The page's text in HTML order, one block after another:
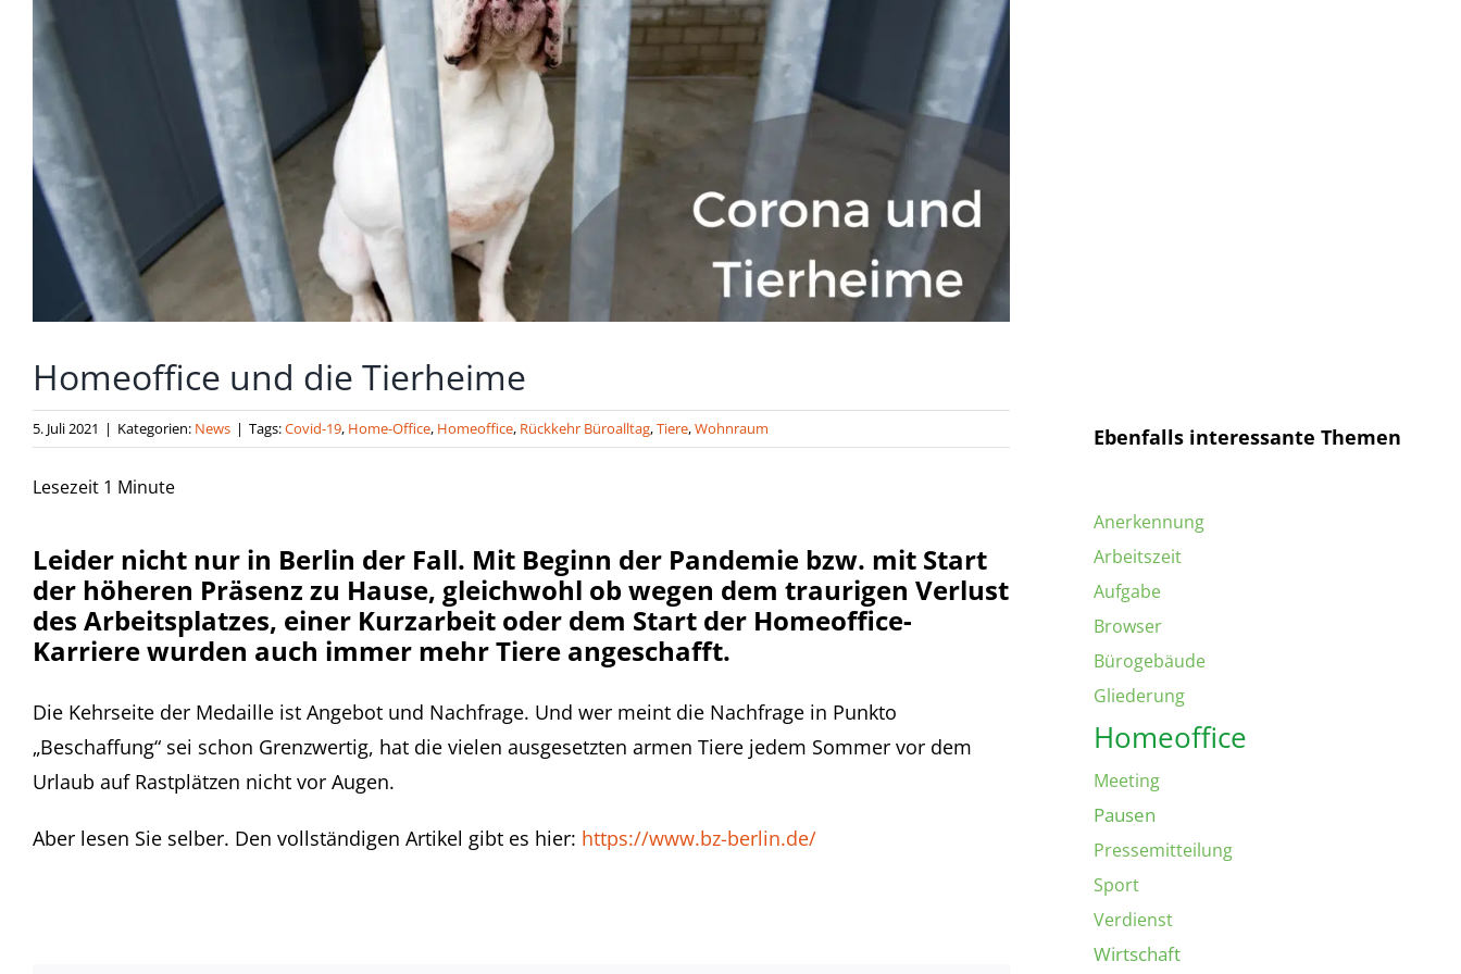
Homeoffice und die Tierheime
5. Juli 2021 | Kategorien: News | Tags:Covid-19, Home-Office, Homeoffice, Rückkehr Büroalltag,Tiere,Wohnraum
Lesezeit 1 Minute
Leider nicht nur in Berlin der Fall. Mit Beginn der Pandemie bzw. mit Start
der höheren Präsenz zu Hause, gleichwohl ob wegen dem traurigen Verlust
des Arbeitsplatzes, einer Kurzarbeit oder dem Start der Homeoffice-
Karriere wurden auch immer mehr Tiere angeschafft.
Die Kehrseite der Medaille ist Angebot und Nachfrage. Und wer meint die Nachfrage in Punkto
„Beschaffung“ sei schon Grenzwertig, hat die vielen ausgesetzten armen Tiere jedem Sommer vor dem
Urlaub auf Rastplätzen nicht vor Augen.
Aber lesen Sie selber. Den vollständigen Artikel gibt es hier: https://www.bz-berlin.de/
Ebenfalls interessante Themen
Anerkennung
Arbeitszeit
Aufgabe
Browser
Bürogebäude
Gliederung
Homeoffice
Meeting
Pausen
Pressemitteilung
Sport
Verdienst
Wirtschaft